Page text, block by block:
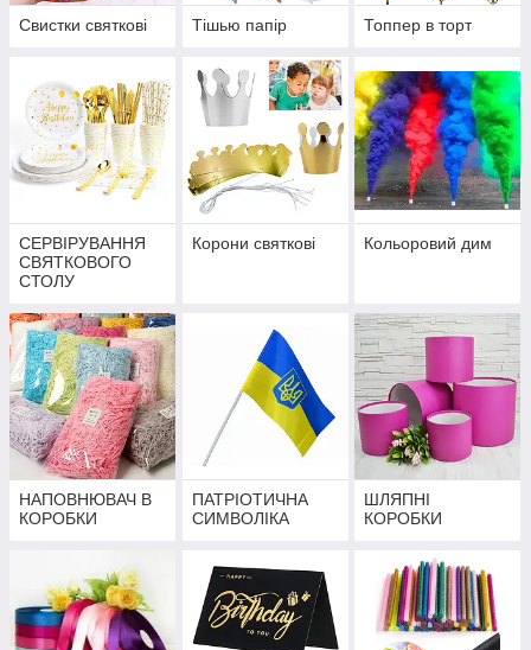
Свистки святкові Тішью папір Топпер в торт
СЕРВІРУВАННЯ
СВЯТКОВОГО
СТОЛУ
Корони святкові Кольоровий дим
НАПОВНЮВАЧ В
КОРОБКИ
ПАТРІОТИЧНА
СИМВОЛІКА
ШЛЯПНІ
КОРОБКИ